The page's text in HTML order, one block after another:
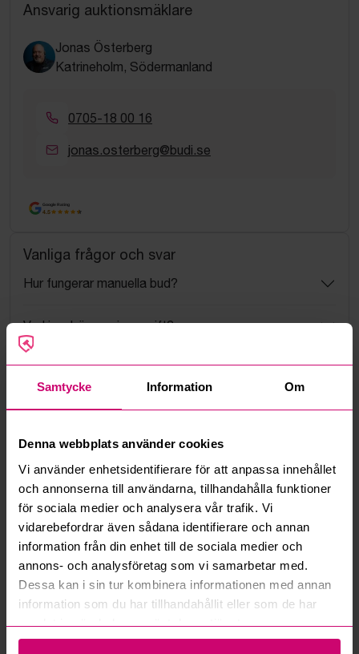
Samtycke Information Om
Denna webbplats använder cookies
Vi använder enhetsidentifierare för att anpassa innehållet
och annonserna till användarna, tillhandahålla funktioner
för sociala medier och analysera vår trafik. Vi
vidarebefordrar även sådana identifierare och annan
information från din enhet till de sociala medier och
annons- och analysföretag som vi samarbetar med.
Dessa kan i sin tur kombinera informationen med annan
information som du har tillhandahållit eller som de har
samlat in när du har använt deras tjänster.
Ansvarig auktionsmäklare
Jonas Österberg
Katrineholm, Södermanland
0705-18 00 16
jonas.osterberg@budi.se
Google Rating
4.5
Vanliga frågor och svar
Hur fungerar manuella bud?
Vad innebär serviceavgift?
Vad är ett reservationspris?
Hur fungerar maxbud?
Hur fungerar budmotorn?
Kan jag ångra ett bud?
Kan ni frakta mina vunna objekt?
Läs fler frågor och svar
Mer från samma kategori